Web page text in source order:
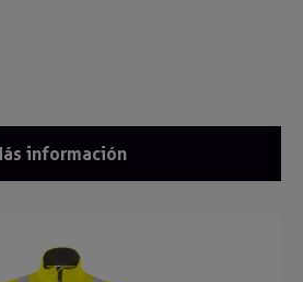
información